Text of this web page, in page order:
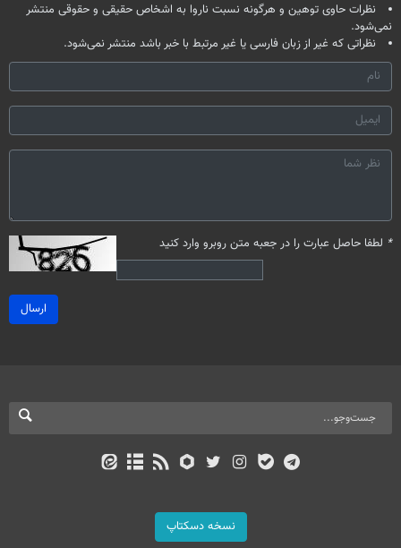
نظرات حاوی توهین و هرگونه نسبت ناروا به اشخاص حقیقی و حقوقی منتشر
نمی‌شود.
نظراتی که غیر از زبان فارسی یا غیر مرتبط با خبر باشد منتشر نمی‌شود.
* لطفا حاصل عبارت را در جعبه متن روبرو وارد کنید
ارسال
نسخه دسکتاپ